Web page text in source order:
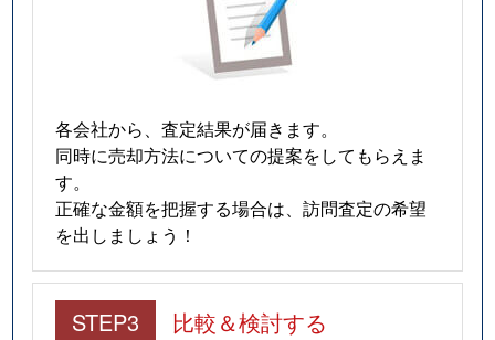
各会社から、査定結果が届きます。
同時に売却方法についての提案をしてもらえま
す。
正確な金額を把握する場合は、訪問査定の希望
を出しましょう！
STEP3 比較＆検討する